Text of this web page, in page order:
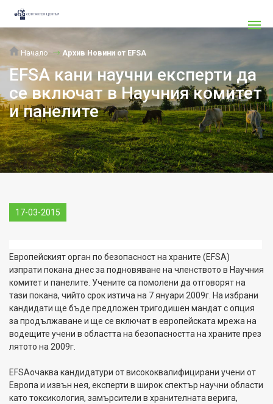
Начало Архив Новини от EFSA
EFSA кани научни експерти да
се включат в Научния комитет
и панелите
17-03-2015
Европейският орган по безопасност на храните (EFSA)
изпрати покана днес за подновяване на членството в Научния
комитет и панелите Учените са помолени да отговорят на
тази покана, чийто срок изтича на 7 януари 2009г. На избрани
кандидати ще бъде предложен тригодишен мандат с опция
за продължаване и ще се включат в европейската мрежа на
водещите учени в областта на безопасността на храните през
лятото на 2009г.
EFSAочаква кандидатури от висококвалифицирани учени от
Европа и извън нея, експерти в широк спектър научни области
като токсикология, замърсители в хранителната верига,